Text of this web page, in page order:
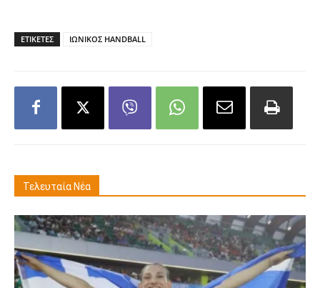
ΕΤΙΚΕΤΕΣ ΙΩΝΙΚΟΣ HANDBALL
Τελευταία Νέα